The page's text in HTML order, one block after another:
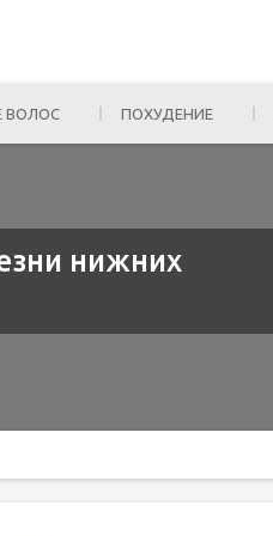
ВОЛОС ПОХУДЕНИЕ
нижних